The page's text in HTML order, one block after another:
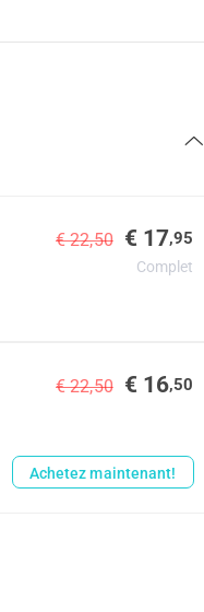
€ 22,50 € 17,95
Complet
€ 22,50 € 16,50
Achetez maintenant!